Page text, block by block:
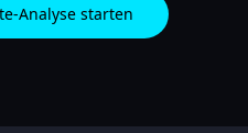
Analyse starten